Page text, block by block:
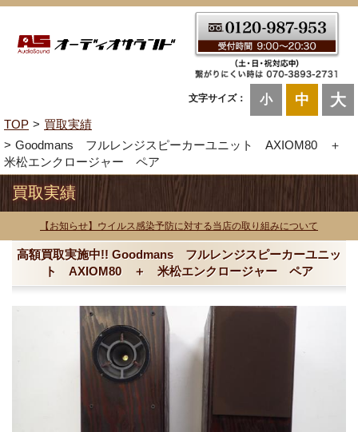
文字サイズ： 小 中 大
TOP
買取実績
Goodmans フルレンジスピーカーユニット AXIOM80 ＋
米松エンクロージャー ペア
買取実績
【お知らせ】ウイルス感染予防に対する当店の取り組みについて
高額買取実施中!! Goodmans フルレンジスピーカーユニッ
ト AXIOM80 ＋ 米松エンクロージャー ペア